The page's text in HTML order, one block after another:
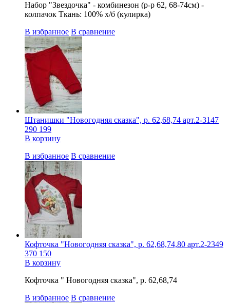
Набор "Звездочка" - комбинезон (р-р 62, 68-74см) -
колпачок Ткань: 100% х/б (кулирка)
В избранное В сравнение
Штанишки "Новогодняя сказка", р. 62,68,74 арт.2-3147
290 199
В корзину
В избранное В сравнение
Кофточка "Новогодняя сказка", р. 62,68,74,80 арт.2-2349
370 150
В корзину
Кофточка " Новогодняя сказка", р. 62,68,74
В избранное В сравнение